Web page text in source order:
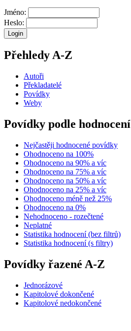
Jméno:
Heslo:
Přehledy A-Z
Autoři
Překladatelé
Povídky
Weby
Povídky podle hodnocení
Nejčastěji hodnocené povídky
Ohodnoceno na 100%
Ohodnoceno na 90% a víc
Ohodnoceno na 75% a víc
Ohodnoceno na 50% a víc
Ohodnoceno na 25% a víc
Ohodnoceno méně než 25%
Ohodnoceno na 0%
Nehodnoceno - rozečtené
Neplatné
Statistika hodnocení (bez filtrů)
Statistika hodnocení (s filtry)
Povídky řazené A-Z
Jednorázové
Kapitolové dokončené
Kapitolové nedokončené